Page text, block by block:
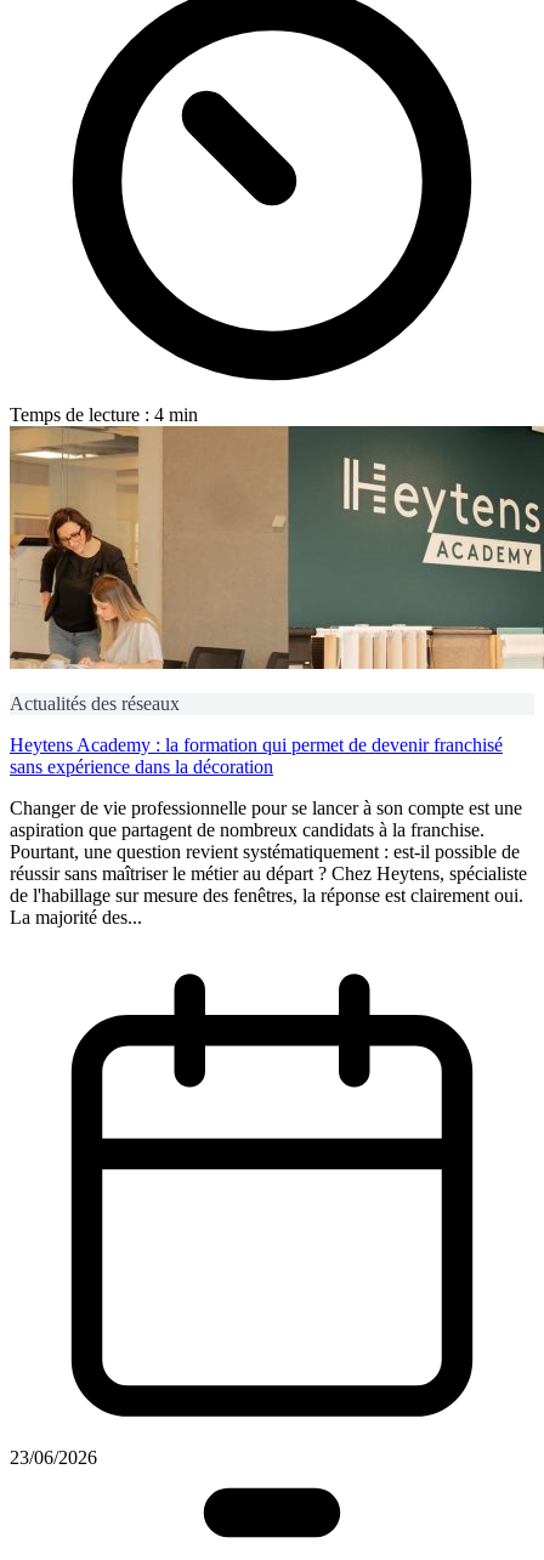
Temps de lecture : 4 min
Actualités des réseaux
Heytens Academy : la formation qui permet de devenir franchisé
sans expérience dans la décoration
Changer de vie professionnelle pour se lancer à son compte est une
aspiration que partagent de nombreux candidats à la franchise.
Pourtant, une question revient systématiquement : est-il possible de
réussir sans maîtriser le métier au départ ? Chez Heytens, spécialiste
de l'habillage sur mesure des fenêtres, la réponse est clairement oui.
La majorité des...
23/06/2026